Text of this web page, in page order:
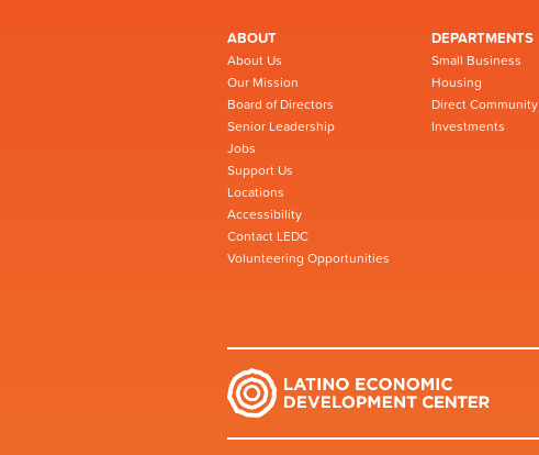
ABOUT
About Us
Our Mission
Board of Directors
Senior Leadership
Jobs
Support Us
Locations
Accessibility
Contact LEDC
Volunteering Opportunities
DEPARTMENTS
Small Business
Housing
Direct Community
Investments